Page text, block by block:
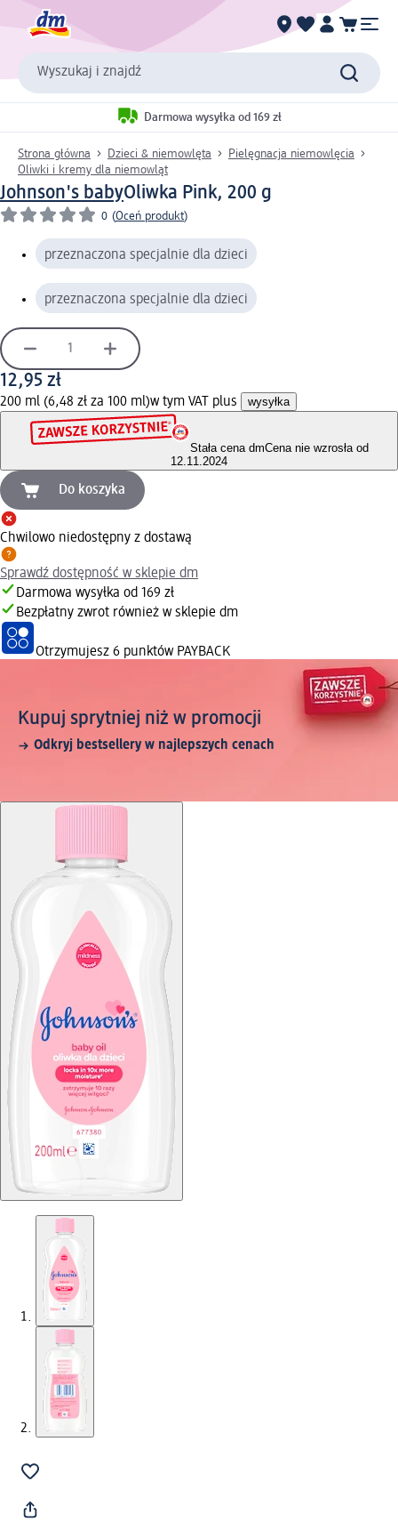
Wyszukaj i znajdź
Darmowa wysyłka od 169 zł
Strona główna Dzieci & niemowlęta
Pielęgnacja niemowlęcia
Oliwki i kremy dla niemowląt
Johnson's babyOliwka Pink, 200 g
0 (Oceń produkt)
przeznaczona specjalnie dla dzieci
przeznaczona specjalnie dla dzieci
12,95 zł
200 ml (6,48 zł za 100 ml)w tym VAT plus wysyłka
Stała cena dmCena nie wzrosła od
12.11.2024
Do koszyka
Chwilowo niedostępny z dostawą
Sprawdź dostępność w sklepie dm
Darmowa wysyłka od 169 zł
Bezpłatny zwrot również w sklepie dm
Otrzymujesz 6 punktów PAYBACK
Kupuj sprytniej niż w promocji
Odkryj bestsellery w najlepszych cenach